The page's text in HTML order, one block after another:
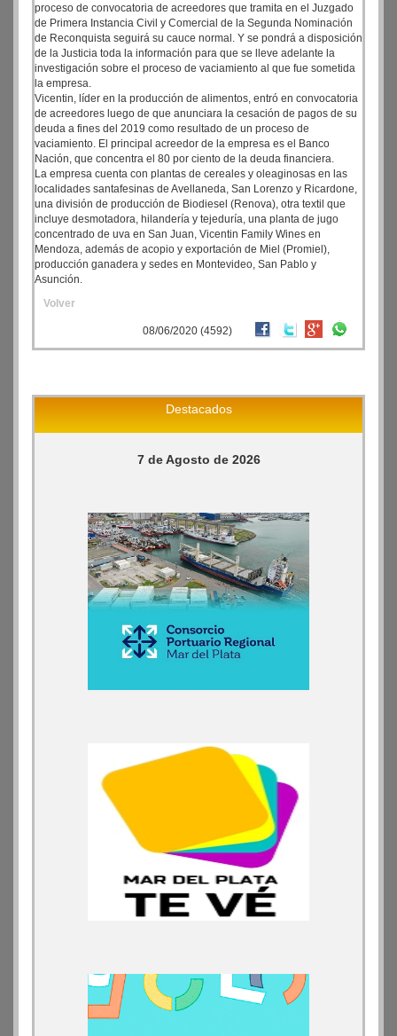
proceso de convocatoria de acreedores que tramita en el Juzgado
de Primera Instancia Civil y Comercial de la Segunda Nominación
de Reconquista seguirá su cauce normal. Y se pondrá a disposición
de la Justicia toda la información para que se lleve adelante la
investigación sobre el proceso de vaciamiento al que fue sometida
la empresa.
Vicentin, líder en la producción de alimentos, entró en convocatoria
de acreedores luego de que anunciara la cesación de pagos de su
deuda a fines del 2019 como resultado de un proceso de
vaciamiento. El principal acreedor de la empresa es el Banco
Nación, que concentra el 80 por ciento de la deuda financiera.
La empresa cuenta con plantas de cereales y oleaginosas en las
localidades santafesinas de Avellaneda, San Lorenzo y Ricardone,
una división de producción de Biodiesel (Renova), otra textil que
incluye desmotadora, hilandería y tejeduría, una planta de jugo
concentrado de uva en San Juan, Vicentin Family Wines en
Mendoza, además de acopio y exportación de Miel (Promiel),
producción ganadera y sedes en Montevideo, San Pablo y
Asunción.
Volver
08/06/2020 (4592)
Destacados
7 de Agosto de 2026